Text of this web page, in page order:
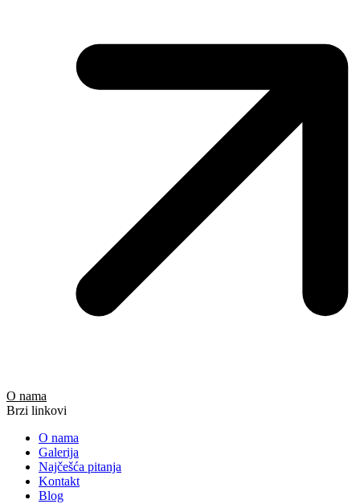
O nama
Brzi linkovi
O nama
Galerija
Najčešća pitanja
Kontakt
Blog